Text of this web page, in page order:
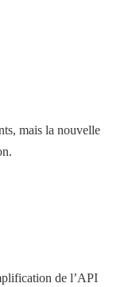
mais la nouvelle
de l’API